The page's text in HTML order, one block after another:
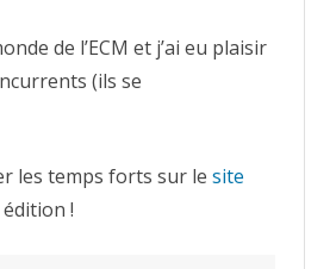
de l’ECM et j’ai eu plaisir
(ils se
les temps forts sur le site
!